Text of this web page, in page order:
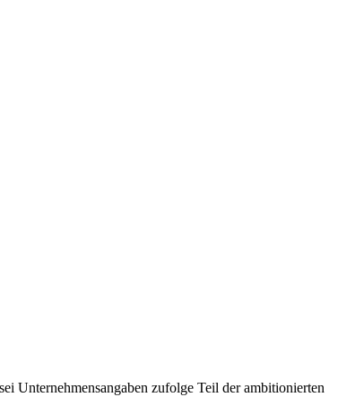
Unternehmensangaben zufolge Teil der ambitionierten